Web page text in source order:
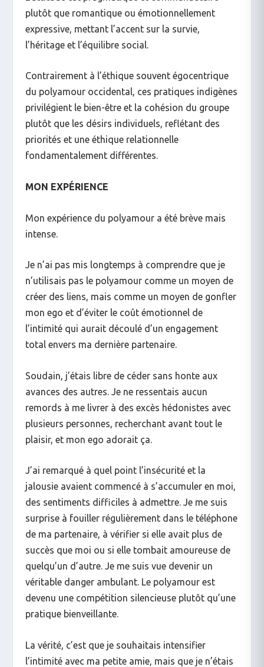
plutôt que romantique ou émotionnellement
expressive, mettant l’accent sur la survie,
l’héritage et l’équilibre social.
Contrairement à l’éthique souvent égocentrique
du polyamour occidental, ces pratiques indigènes
privilégient le bien-être et la cohésion du groupe
plutôt que les désirs individuels, reflétant des
priorités et une éthique relationnelle
fondamentalement différentes.
MON EXPÉRIENCE
Mon expérience du polyamour a été brève mais
intense.
Je n’ai pas mis longtemps à comprendre que je
n’utilisais pas le polyamour comme un moyen de
créer des liens, mais comme un moyen de gonfler
mon ego et d’éviter le coût émotionnel de
l’intimité qui aurait découlé d’un engagement
total envers ma dernière partenaire.
Soudain, j’étais libre de céder sans honte aux
avances des autres. Je ne ressentais aucun
remords à me livrer à des excès hédonistes avec
plusieurs personnes, recherchant avant tout le
plaisir, et mon ego adorait ça.
J’ai remarqué à quel point l’insécurité et la
jalousie avaient commencé à s’accumuler en moi,
des sentiments difficiles à admettre. Je me suis
surpriseà fouiller régulièrement dans le téléphone
de ma partenaire, à vérifier si elle avait plus de
succès que moi ou si elle tombait amoureuse de
quelqu’un d’autre. Je me suis vuedevenir un
véritable danger ambulant. Le polyamour est
devenu une compétition silencieuse plutôt qu’une
pratique bienveillante.
La vérité, c’est que je souhaitais intensifier
l’intimité avec ma petite amie, mais que je n’étais